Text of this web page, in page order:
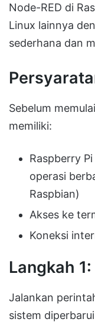
Node-RED di
Linux lainnya
sederhana dan
Sebelum
memiliki:
Raspberry
operasi
Raspbian)
Akses ke
Koneksi
Langkah
Jalankan
sistem